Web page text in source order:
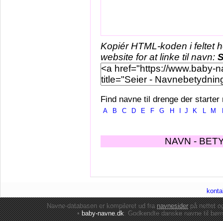
Kopiér HTML-koden i feltet
website for at linke til navn:
Find navne til drenge der starter
A B C D E F G H J K L M
NAVN -
Navne-databasen er kompileret ud franavnesiderpå nettet
•baby-navne.dk: Godkendte danskenavne til børn